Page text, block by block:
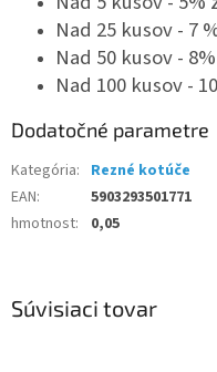
Súvisiaci tovar
Nad 25 kusov - 7
Nad 50 kusov -
Nad 100 kusov -
Dodatočné parametre
Kategória: Rezné kotúče
EAN:
5903293501771
hmotnost: 0,05